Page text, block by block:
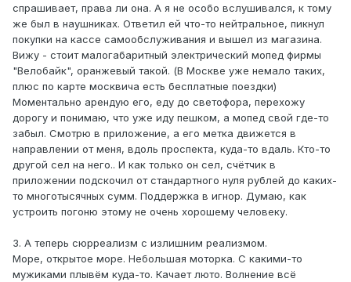
спрашивает, права ли она. А я не особо вслушивался, к тому
же был в наушниках. Ответил ей что-то нейтральное, пикнул
покупки на кассе самообслуживания и вышел из магазина.
Вижу - стоит малогабаритный электрический мопед фирмы
"Велобайк", оранжевый такой. (В Москве уже немало таких,
плюс по карте москвича есть бесплатные поездки)
Моментально арендую его, еду до светофора, перехожу
дорогу и понимаю, что уже иду пешком, а мопед свой где-то
забыл. Смотрю в приложение, а его метка движется в
направлении от меня, вдоль проспекта, куда-то вдаль. Кто-то
другой сел на него.. И как только он сел, счётчик в
приложении подскочил от стандартного нуля рублей до каких-
то многотысячных сумм. Поддержка в игнор. Думаю, как
устроить погоню этому не очень хорошему человеку.
3. А теперь сюрреализм с излишним реализмом.
Море, открытое море. Небольшая моторка. С какими-то
мужиками плывём куда-то. Качает люто. Волнение всё